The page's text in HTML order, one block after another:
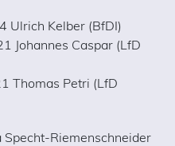
Ulrich Kelber (BfDI)
Johannes Caspar (LfD
Thomas Petri (LfD
Riemenschneider